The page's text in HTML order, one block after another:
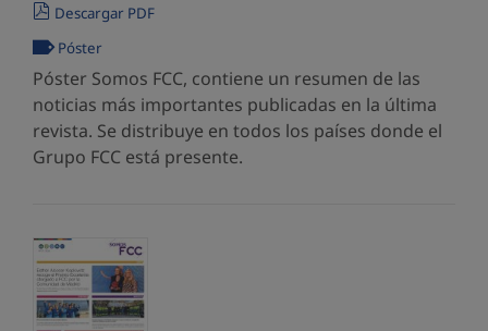
Descargar PDF
Póster
Póster Somos FCC, contiene un resumen de las
noticias más importantes publicadas en la última
revista. Se distribuye en todos los países donde el
Grupo FCC está presente.